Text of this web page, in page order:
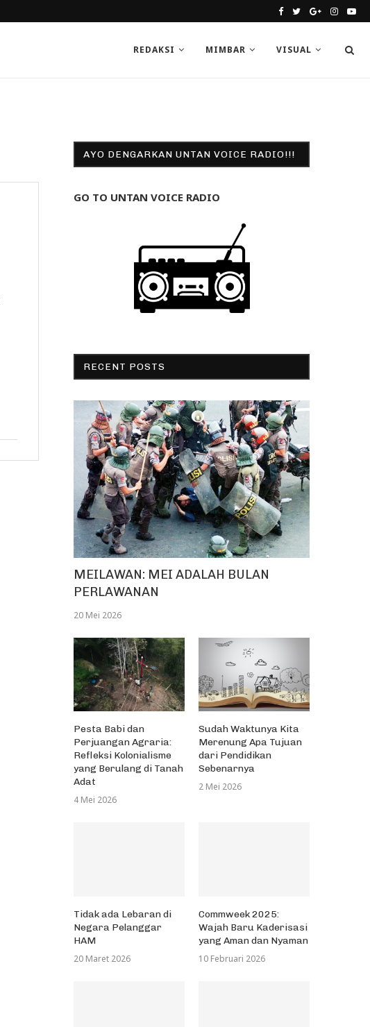
REDAKSI MIMBAR VISUAL
AYO DENGARKAN UNTAN VOICE RADIO!!!
GO TO UNTAN VOICE RADIO
RECENT POSTS
MEILAWAN: MEI ADALAH BULAN
PERLAWANAN
20 Mei 2026
Pesta Babi dan
Perjuangan Agraria:
Refleksi Kolonialisme
yang Berulang di Tanah
Adat
4 Mei 2026
Sudah Waktunya Kita
Merenung Apa Tujuan
dari Pendidikan
Sebenarnya
2 Mei 2026
Tidak ada Lebaran di
Negara Pelanggar
HAM
20 Maret 2026
Commweek 2025:
Wajah Baru Kaderisasi
yang Aman dan Nyaman
10 Februari 2026